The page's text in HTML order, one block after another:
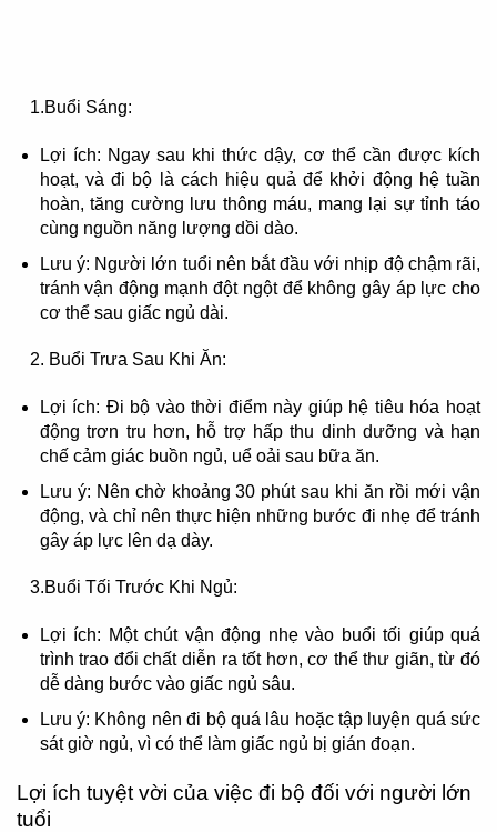
1.Buổi Sáng:
Lợi ích: Ngay sau khi thức dậy, cơ thể cần được kích
hoạt, và đi bộ là cách hiệu quả để khởi động hệ tuần
hoàn, tăng cường lưu thông máu, mang lại sự tỉnh táo
cùng nguồn năng lượng dồi dào.
Lưu ý: Người lớn tuổi nên bắt đầu với nhịp độ chậm rãi,
tránh vận động mạnh đột ngột để không gây áp lực cho
cơ thể sau giấc ngủ dài.
2. Buổi Trưa Sau Khi Ăn:
Lợi ích: Đi bộ vào thời điểm này giúp hệ tiêu hóa hoạt
động trơn tru hơn, hỗ trợ hấp thu dinh dưỡng và hạn
chế cảm giác buồn ngủ, uể oải sau bữa ăn.
Lưu ý: Nên chờ khoảng 30 phút sau khi ăn rồi mới vận
động, và chỉ nên thực hiện những bước đi nhẹ để tránh
gây áp lực lên dạ dày.
3.Buổi Tối Trước Khi Ngủ:
Lợi ích: Một chút vận động nhẹ vào buổi tối giúp quá
trình trao đổi chất diễn ra tốt hơn, cơ thể thư giãn, từ đó
dễ dàng bước vào giấc ngủ sâu.
Lưu ý: Không nên đi bộ quá lâu hoặc tập luyện quá sức
sát giờ ngủ, vì có thể làm giấc ngủ bị gián đoạn.
Lợi ích tuyệt vời của việc đi bộ đối với người lớn
tuổi